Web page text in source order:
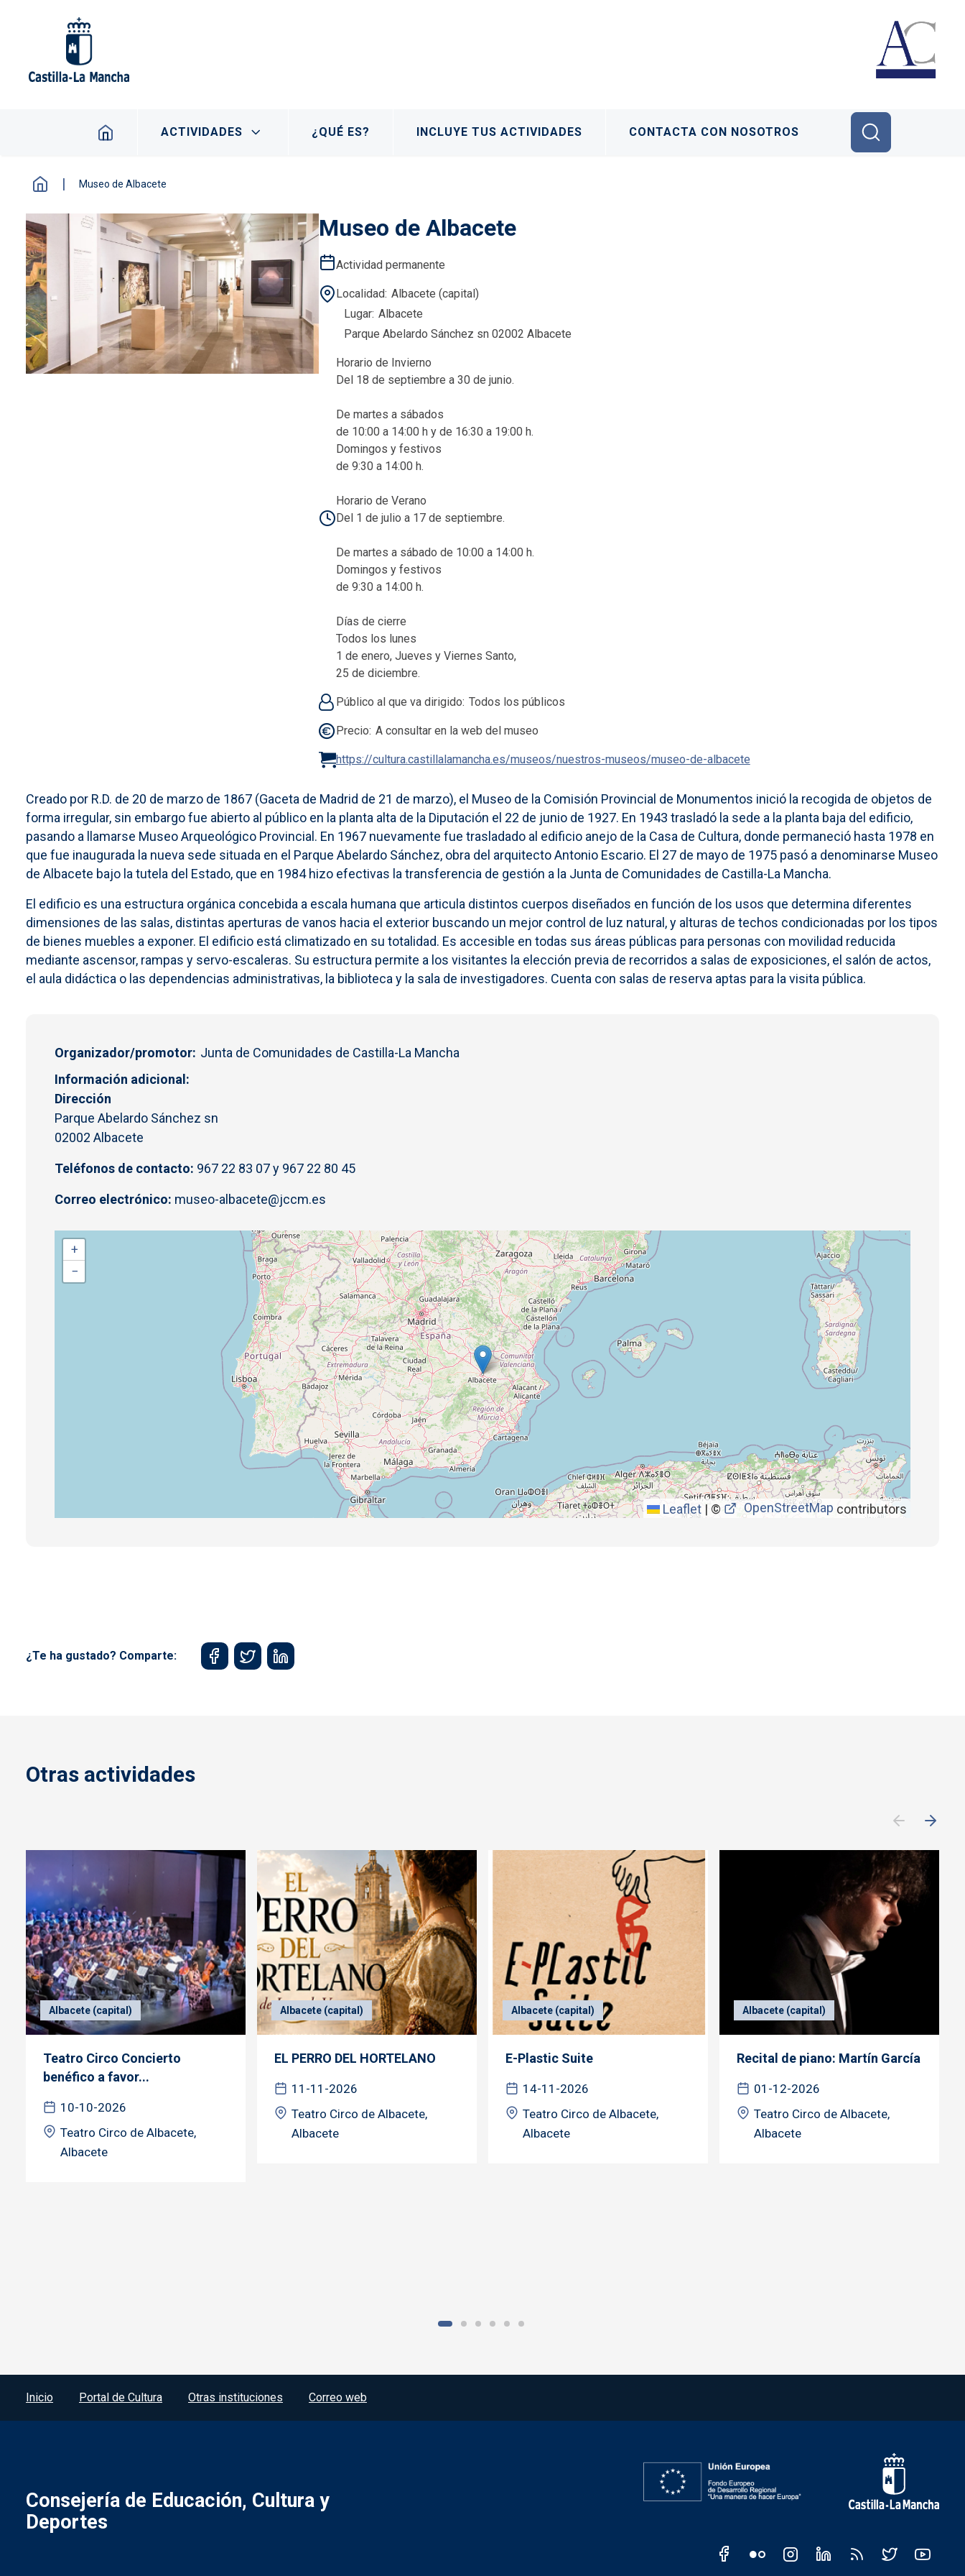
Navegación principal
ACTIVIDADES ¿QUÉ ES? INCLUYE TUS ACTIVIDADES CONTACTA CON NOSOTROS
Museo de Albacete
Museo de Albacete
Actividad permanente
Localidad Albacete (capital)
Lugar Albacete
Parque Abelardo Sánchez sn 02002 Albacete
Horario de Invierno
Del 18 de septiembre a 30 de junio.
De martes a sábados
de 10:00 a 14:00 h y de 16:30 a 19:00 h.
Domingos y festivos
de 9:30 a 14:00 h.
Horario de Verano
Del 1 de julio a 17 de septiembre.
De martes a sábado de 10:00 a 14:00 h.
Domingos y festivos
de 9:30 a 14:00 h.
Días de cierre
Todos los lunes
1 de enero, Jueves y Viernes Santo,
25 de diciembre.
Público al que va dirigido Todos los públicos
Precio A consultar en la web del museo
https://cultura.castillalamancha.es/museos/nuestros-museos/museo-de-albacete
Creado por R.D. de 20 de marzo de 1867 (Gaceta de Madrid de 21 de marzo), el Museo de la Comisión Provincial de Monumentos inició la recogida de objetos de
forma irregular, sin embargo fue abierto al público en la planta alta de la Diputación el 22 de junio de 1927. En 1943 trasladó la sede a la planta baja del edificio,
pasando a llamarse Museo Arqueológico Provincial. En 1967 nuevamente fue trasladado al edificio anejo de la Casa de Cultura, donde permaneció hasta 1978 en
que fue inaugurada la nueva sede situada en el Parque Abelardo Sánchez, obra del arquitecto Antonio Escario. El 27 de mayo de 1975 pasó a denominarse Museo
de Albacete bajo la tutela del Estado, que en 1984 hizo efectivas la transferencia de gestión a la Junta de Comunidades de Castilla-La Mancha.
El edificio es una estructura orgánica concebida a escala humana que articula distintos cuerpos diseñados en función de los usos que determina diferentes
dimensiones de las salas, distintas aperturas de vanos hacia el exterior buscando un mejor control de luz natural, y alturas de techos condicionadas por los tipos
de bienes muebles a exponer. El edificio está climatizado en su totalidad. Es accesible en todas sus áreas públicas para personas con movilidad reducida
mediante ascensor, rampas y servo-escaleras. Su estructura permite a los visitantes la elección previa de recorridos a salas de exposiciones, el salón de actos,
el aula didáctica o las dependencias administrativas, la biblioteca y la sala de investigadores. Cuenta con salas de reserva aptas para la visita pública.
Organizador/promotor Junta de Comunidades de Castilla-La Mancha
Información adicional
Dirección
Parque Abelardo Sánchez sn
02002 Albacete
Teléfonos de contacto: 967 22 83 07 y 967 22 80 45
Correo electrónico: museo-albacete@jccm.es
+
−
Leaflet | © OpenStreetMap contributors
¿Te ha gustado? Comparte:
Otras actividades
Albacete (capital)
Teatro Circo Concierto
benéfico a favor...
10-10-2026
Teatro Circo de Albacete,
Albacete
Albacete (capital)
EL PERRO DEL HORTELANO
11-11-2026
Teatro Circo de Albacete,
Albacete
Albacete (capital)
E-Plastic Suite
14-11-2026
Teatro Circo de Albacete,
Albacete
Albacete (capital)
Recital de piano: Martín García
01-12-2026
Teatro Circo de Albacete,
Albacete
Menú del pie
Inicio Portal de Cultura Otras instituciones Correo web
Consejería de Educación, Cultura y
Deportes